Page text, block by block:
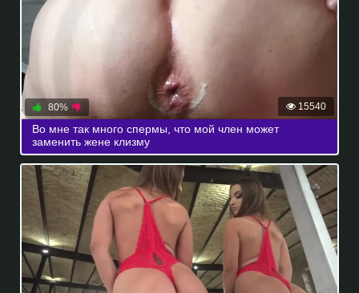
15540
80%
Во мне так много спермы, что мой член может
заменить жене клизму